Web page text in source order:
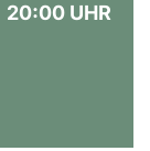
20:00 UHR